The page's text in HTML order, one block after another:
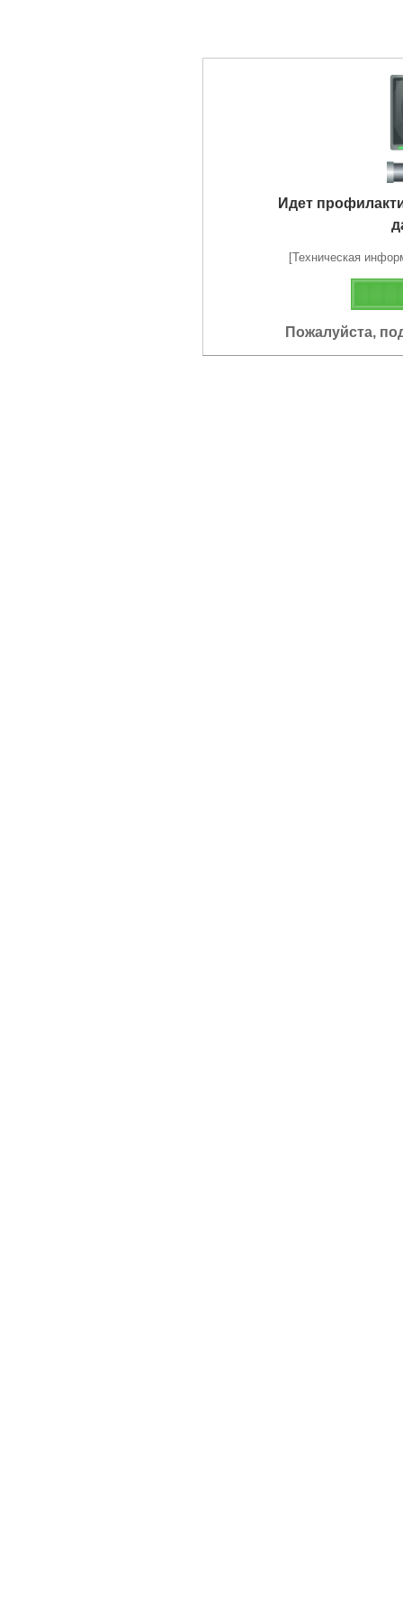
Идет
[Техническая
Пожалуйста,